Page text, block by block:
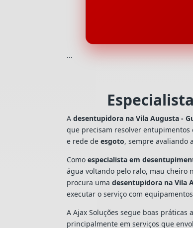
```
Adesentupidora na Vila Augusta -
que precisam resolver
e rede deesgoto, sempre avaliando
Comoespecialista em
água voltando pelo ralo, mau cheiro
procura umadesentupidora na Vila
executar o serviço com
A Ajax Soluções segue boas
principalmente em serviços que